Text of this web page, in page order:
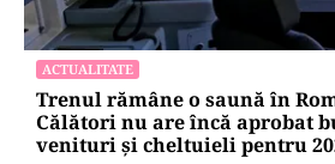
ACTUALITATE
Trenul rămâne o saună în
Călători nu are încă aprobat
venituri și cheltuieli pentru